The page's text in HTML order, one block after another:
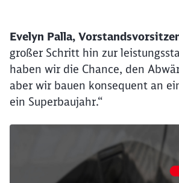
Evelyn Palla,
großer Schritt hin zur
haben wir die Chance, den
aber wir bauen konsequent an
ein Superbaujahr.“